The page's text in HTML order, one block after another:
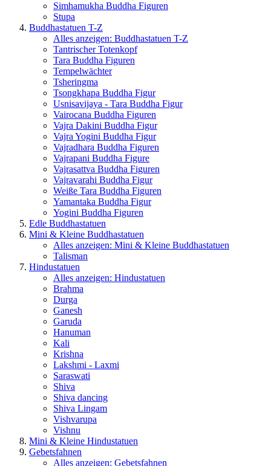
Simhamukha Buddha Figuren
Stupa
Buddhastatuen T-Z
Alles anzeigen: Buddhastatuen T-Z
Tantrischer Totenkopf
Tara Buddha Figuren
Tempelwächter
Tsheringma
Tsongkhapa Buddha Figur
Usnisavijaya - Tara Buddha Figur
Vairocana Buddha Figuren
Vajra Dakini Buddha Figur
Vajra Yogini Buddha Figur
Vajradhara Buddha Figuren
Vajrapani Buddha Figure
Vajrasattva Buddha Figuren
Vajravarahi Buddha Figur
Weiße Tara Buddha Figuren
Yamantaka Buddha Figur
Yogini Buddha Figuren
Edle Buddhastatuen
Mini & Kleine Buddhastatuen
Alles anzeigen: Mini & Kleine Buddhastatuen
Talisman
Hindustatuen
Alles anzeigen: Hindustatuen
Brahma
Durga
Ganesh
Garuda
Hanuman
Kali
Krishna
Lakshmi - Laxmi
Saraswati
Shiva
Shiva dancing
Shiva Lingam
Vishvarupa
Vishnu
Mini & Kleine Hindustatuen
Gebetsfahnen
Alles anzeigen: Gebetsfahnen